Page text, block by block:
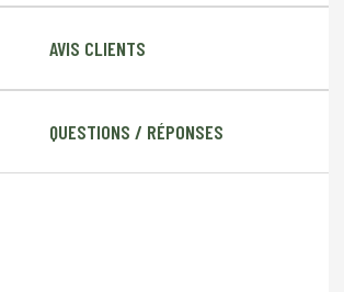
AVIS CLIENTS
QUESTIONS / RÉPONSES